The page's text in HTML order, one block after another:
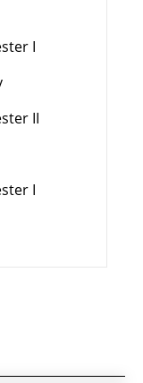
I
II
I